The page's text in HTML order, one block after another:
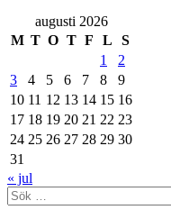
augusti 2026
M T O T F L
S
1
2
3
4 5 6 7 8
9
10 11 12 13 14 15 16
17 18 19 20 21 22 23
24 25 26 27 28 29 30
31
« jul
Sök
efter: